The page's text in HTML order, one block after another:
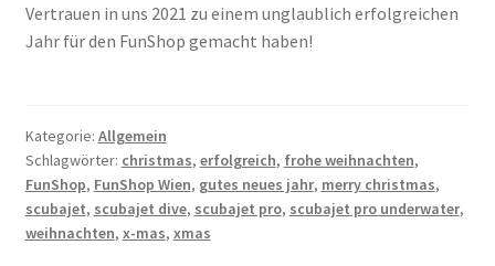
Vertrauen in uns 2021 zu einem unglaublich erfolgreichen
Jahr für den FunShop gemacht haben!
Kategorie: Allgemein
Schlagwörter: christmas, erfolgreich, frohe weihnachten,
FunShop, FunShop Wien, gutes neues jahr, merry christmas,
scubajet, scubajet dive, scubajet pro, scubajet pro underwater,
weihnachten, x-mas, xmas